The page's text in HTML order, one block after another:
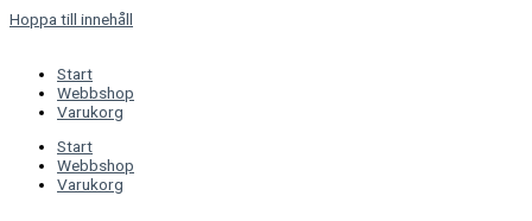
Hoppa till innehåll
Start
Webbshop
Varukorg
Start
Webbshop
Varukorg